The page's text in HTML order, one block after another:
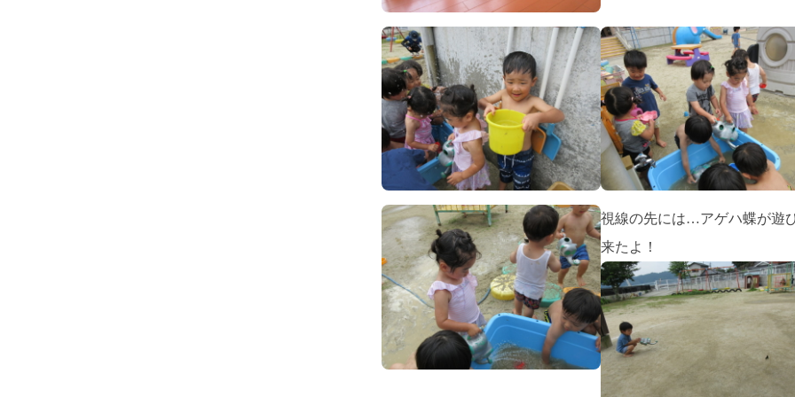
視線の先には…アゲハ蝶が遊
来たよ！